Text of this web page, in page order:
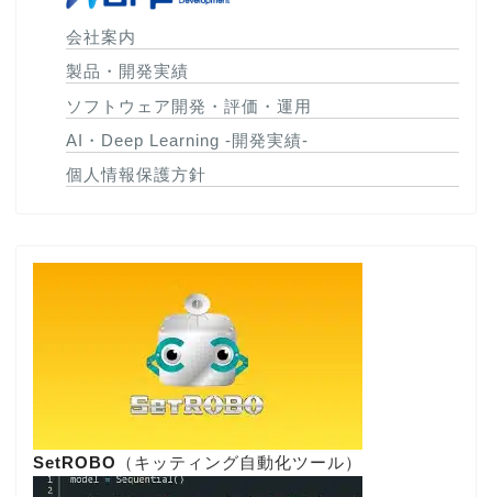
会社案内
製品・開発実績
ソフトウェア開発・評価・運用
AI・Deep Learning -開発実績-
個人情報保護方針
SetROBO （キッティング自動化ツール）